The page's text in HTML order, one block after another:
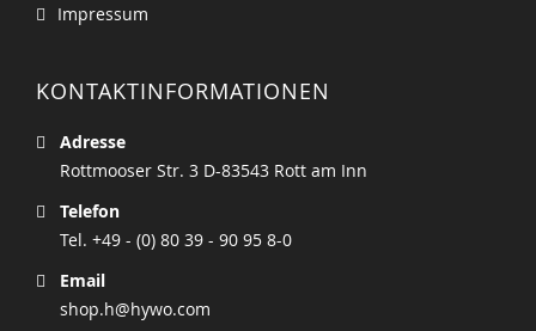
Impressum
KONTAKTINFORMATIONEN
Adresse
Rottmooser Str. 3 D-83543 Rott am Inn
Telefon
Tel. +49 - (0) 80 39 - 90 95 8-0
Email
shop.h@hywo.com